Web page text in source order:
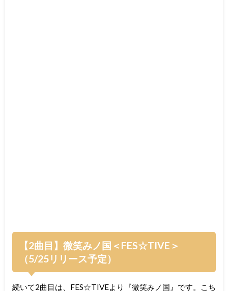
【2曲目】微笑みノ国＜FES☆TIVE＞
（5/25リリース予定）
続いて2曲目は、FES☆TIVEより『微笑みノ国』です。こち